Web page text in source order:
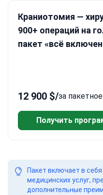
Краниотомия —
900+ операций на
пакет «всё
12 900 $/за
Получить
Пакет включает в
медицинских услуг,
дополнительные